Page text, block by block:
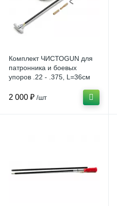
Комплект ЧИСТОGUN для
патронника и боевых
упоров .22 - .375, L=36см
2 000 ₽ /шт